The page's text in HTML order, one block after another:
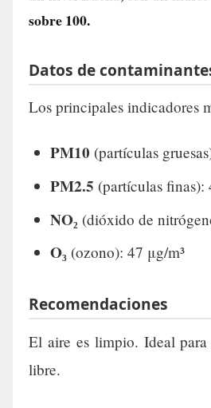
sobre 100.
Datos de
Los principales indicadores
PM10 (partículas
PM2.5 (partículas finas):
NO₂ (dióxido de
O₃ (ozono): 47 μg/m³
Recomendaciones
El aire es limpio. Ideal
libre.